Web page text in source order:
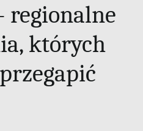
regionalne
których